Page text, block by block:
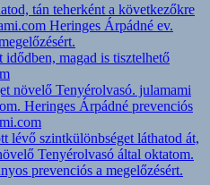
tán teherként a következőkre
Heringes Árpádné ev.
idődben, magad is tisztelhető
növelő Tenyérolvasó. julamami
Heringes Árpádné prevenciós
lévő szintkülönbséget láthatod át,
Tenyérolvasó által oktatom.
prevenciós a megelőzésért.